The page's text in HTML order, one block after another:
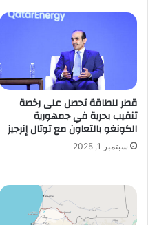
قطر للطاقة تحصل على رخصة
تنقيب بحرية في جمهورية
الكونغو بالتعاون مع توتال إنرجيز
سبتمبر 1, 2025